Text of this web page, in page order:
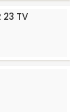
23 TV